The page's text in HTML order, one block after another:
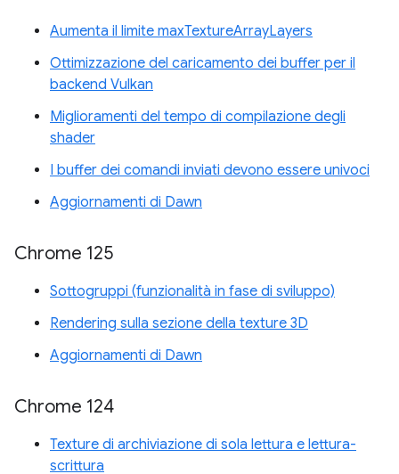
Aumenta il limite maxTextureArrayLayers
Ottimizzazione del caricamento dei buffer per il
backend Vulkan
Miglioramenti del tempo di compilazione degli
shader
I buffer dei comandi inviati devono essere univoci
Aggiornamenti di Dawn
Chrome 125
Sottogruppi (funzionalità in fase di sviluppo)
Rendering sulla sezione della texture 3D
Aggiornamenti di Dawn
Chrome 124
Texture di archiviazione di sola lettura e lettura-
scrittura